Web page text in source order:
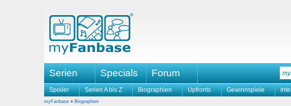
Serien Specials Forum
Spoiler Serien A bis Z Biographien Upfronts Gewinnspiele
myFanbase » Biographien